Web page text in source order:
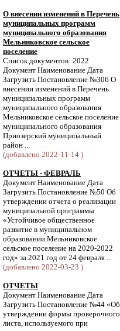
О внесении изменений в Перечень
муниципальных программ
муниципального образования
Мельниковское сельское
поселение
Список документов: 2022
Документ Наименование Дата
Загрузить Постановление №306 О
внесении изменений в Перечень
муниципальных программ
муниципального образования
Мельниковское сельское поселение
муниципального образования
Приозерский муниципальный
район ...
(добавлено 2022-11-14 )
ОТЧЕТЫ - ФЕВРАЛЬ
Документ Наименование Дата
Загрузить Постановление №50 Об
утверждении отчета о реализации
муниципальной программы
«Устойчивое общественное
развитие в муниципальном
образовании Мельниковское
сельское поселение на 2020-2022
год» за 2021 год от 24 февраля ...
(добавлено 2022-03-23 )
ОТЧЕТЫ
Документ Наименование Дата
Загрузить Постановление №44 «Об
утверждении формы проверочного
листа, используемого при